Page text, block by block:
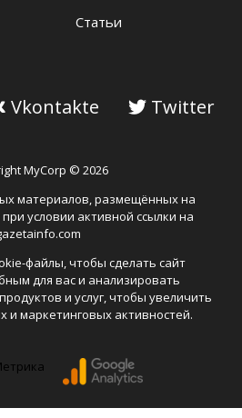
MyCorp © 2026
материалов, размещённых на
условии активной ссылки на
файлы, чтобы сделать сайт
для вас и анализировать
и услуг, чтобы увеличить
и маркетинговых активностей.
Статьи
Vkontakte Twitter